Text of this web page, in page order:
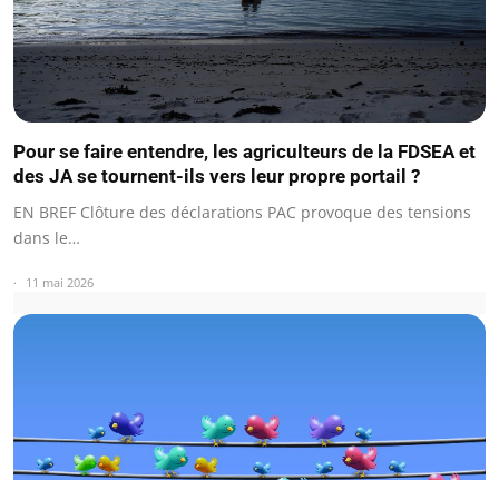
Pour se faire entendre, les agriculteurs de la FDSEA et
des JA se tournent-ils vers leur propre portail ?
EN BREF Clôture des déclarations PAC provoque des tensions
dans le…
11 mai 2026